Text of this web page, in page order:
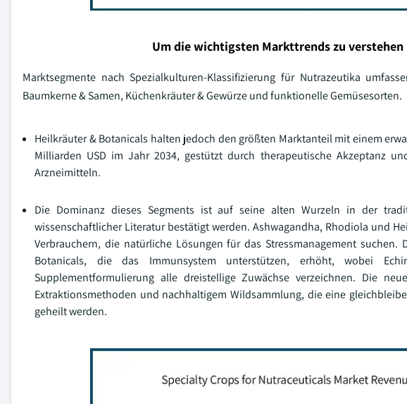
Um die wichtigsten Markttrends zu verstehen
Marktsegmente nach Spezialkulturen-Klassifizierung für Nutrazeutika
Baumkerne & Samen, Küchenkräuter & Gewürze und funktionelle Gemüsesorten.
Heilkräuter & Botanicals halten jedoch den größten Marktanteil mit einem
Milliarden USD im Jahr 2034, gestützt durch therapeutische Akzeptanz
Arzneimitteln.
Die Dominanz dieses Segments ist auf seine alten Wurzeln in der
wissenschaftlicher Literatur bestätigt werden. Ashwagandha, Rhodiola und
Verbrauchern, die natürliche Lösungen für das Stressmanagement suchen.
Botanicals, die das Immunsystem unterstützen, erhöht, wobei
Supplementformulierung alle dreistellige Zuwächse verzeichnen. Die
Extraktionsmethoden und nachhaltigem Wildsammlung, die eine
geheilt werden.